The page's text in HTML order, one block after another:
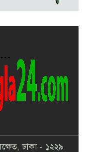
ঢাকা - ১২২৯